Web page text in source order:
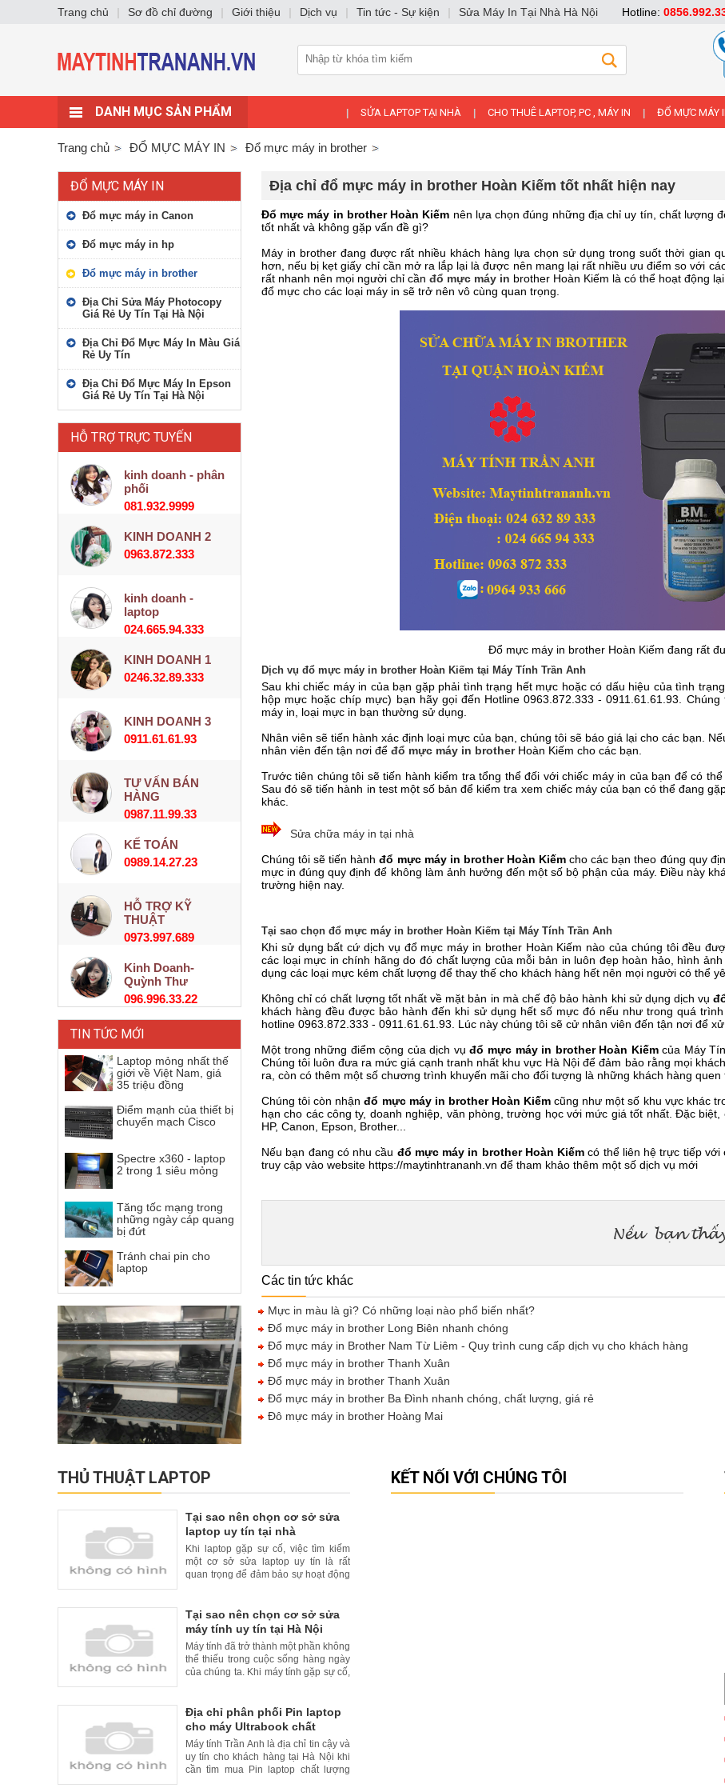
DANH MỤC SẢN PHẨM SỬA LAPTOP TẠI NHÀ CHO THUÊ LAPTOP, PC , MÁY IN ĐỔ MỰC MÁY
Trang chủ ĐỔ MỰC MÁY IN Đổ mực máy in brother
ĐỔ MỰC MÁY IN
Đổ mực máy in Canon
Đổ mực máy in hp
Đổ mực máy in brother
Địa Chỉ Sửa Máy Photocopy
Giá Rẻ Uy Tín Tại Hà Nội
Địa Chỉ Đổ Mực Máy In Màu Giá
Rẻ Uy Tín
Địa Chỉ Đổ Mực Máy In Epson
Giá Rẻ Uy Tín Tại Hà Nội
HỖ TRỢ TRỰC TUYẾN
kinh doanh - phân
phối
081.932.9999
KINH DOANH 2
0963.872.333
kinh doanh -
laptop
024.665.94.333
KINH DOANH 1
0246.32.89.333
KINH DOANH 3
0911.61.61.93
TƯ VẤN BÁN
HÀNG
0987.11.99.33
KẾ TOÁN
0989.14.27.23
HỖ TRỢ KỸ
THUẬT
0973.997.689
Kinh Doanh-
Quỳnh Thư
096.996.33.22
TIN TỨC MỚI
Laptop mỏng nhất thế
giới về Việt Nam, giá
35 triệu đồng
Điểm mạnh của thiết bị
chuyển mạch Cisco
Spectre x360 - laptop
2 trong 1 siêu mỏng
Tăng tốc mạng trong
những ngày cáp quang
bị đứt
Tránh chai pin cho
laptop
Địa chỉ đổ mực máy in brother Hoàn Kiếm tốt nhất hiện nay
Đổ mực máy in brother Hoàn Kiếm nên lựa chọn đúng những địa chỉ uy tín, chất lượng
tốt nhất và không gặp vấn đề gì?
Máy in brother đang được rất nhiều khách hàng lựa chọn sử dụng trong suốt thời gian
hơn, nếu bị kẹt giấy chỉ cần mở ra lắp lại là được nên mang lại rất nhiều ưu điểm so với
rất nhanh nên mọi người chỉ cần đổ mực máy in brother Hoàn Kiếm là có thể hoạt động
đổ mực cho các loại máy in sẽ trở nên vô cùng quan trọng.
Đổ mực máy in brother Hoàn Kiếm đang rất
Dịch vụ đổ mực máy in brother Hoàn Kiếm tại Máy Tính Trần Anh
Sau khi chiếc máy in của bạn gặp phải tình trạng hết mực hoặc có dấu hiệu của tình
hộp mực hoặc chíp mực) bạn hãy gọi đến Hotline 0963.872.333 - 0911.61.61.93.
máy in, loại mực in bạn thường sử dụng.
Nhân viên sẽ tiến hành xác định loại mực của bạn, chúng tôi sẽ báo giá lại cho các bạn.
nhân viên đến tận nơi để đổ mực máy in brother Hoàn Kiếm cho các bạn.
Trước tiên chúng tôi sẽ tiến hành kiểm tra tổng thể đối với chiếc máy in của bạn để có
Sau đó sẽ tiến hành in test một số bản để kiểm tra xem chiếc máy của bạn có thể đang
khác.
Sửa chữa máy in tại nhà
Chúng tôi sẽ tiến hành đổ mực máy in brother Hoàn Kiếm cho các bạn theo đúng quy
mực in đúng quy định để không làm ảnh hưởng đến một số bộ phận của máy. Điều này
trường hiện nay.
Tại sao chọn đổ mực máy in brother Hoàn Kiếm tại Máy Tính Trần Anh
Khi sử dụng bất cứ dịch vụ đổ mực máy in brother Hoàn Kiếm nào của chúng tôi đều
các loại mực in chính hãng do đó chất lượng của mỗi bản in luôn đẹp hoàn hảo, hình
dụng các loại mực kém chất lượng để thay thế cho khách hàng hết nên mọi người có thể
Không chỉ có chất lượng tốt nhất về mặt bản in mà chế độ bảo hành khi sử dụng dịch vụ
khách hàng đều được bảo hành đến khi sử dụng hết số mực đó nếu như trong quá
hotline 0963.872.333 - 0911.61.61.93. Lúc này chúng tôi sẽ cử nhân viên đến tận nơi để
Một trong những điểm cộng của dịch vụđổ mực máy in brother Hoàn Kiếmcủa Máy
Chúng tôi luôn đưa ra mức giá cạnh tranh nhất khu vực Hà Nội để đảm bảo rằng mọi
ra, còn có thêm một số chương trình khuyến mãi cho đối tượng là những khách hàng quen
Chúng tôi còn nhậnđổ mực máy in brother Hoàn Kiếm cũng như một số khu vực khác
hạn cho các công ty, doanh nghiệp, văn phòng, trường học với mức giá tốt nhất. Đặc
HP, Canon, Epson, Brother...
Nếu bạn đang có nhu cầu đổ mực máy in brother Hoàn Kiếm có thể liên hệ trực tiếp với
truy cập vào website https://maytinhtrananh.vn để tham khảo thêm một số dịch vụ mới
Các tin tức khác
Mực in màu là gì? Có những loại nào phổ biến nhất?
Đổ mực máy in brother Long Biên nhanh chóng
Đổ mực máy in Brother Nam Từ Liêm - Quy trình cung cấp dịch vụ cho khách hàng
Đổ mực máy in brother Thanh Xuân
Đổ mực máy in brother Thanh Xuân
Đổ mực máy in brother Ba Đình nhanh chóng, chất lượng, giá rẻ
Đô mực máy in brother Hoàng Mai
THỦ THUẬT LAPTOP
Tại sao nên chọn cơ sở sửa
laptop uy tín tại nhà
Khi laptop gặp sự cố, việc tìm kiếm
một cơ sở sửa laptop uy tín là rất
quan trọng để đảm bảo sự hoạt động
tiện lợi cho khách hàng, nhiều cơ sở
sửa laptop uy tín đã cung cấp dịch vụ
sửa chữa tại nhà. Trong bài viết này,
chúng
Tại sao nên chọn cơ sở sửa
máy tính uy tín tại Hà Nội
Máy tính đã trở thành một phần không
thể thiếu trong cuộc sống hàng ngày
của chúng ta. Khi máy tính gặp sự cố,
nhiều cơ sở sửa máy tính uy tín và
chất lượng. Trong bài viết này, chúng
tôi xin giới thiệu lý do nên chọn cơ
Địa chỉ phân phối Pin laptop
cho máy Ultrabook chất
lượng cao và uy tín tại Hà Nội
Máy tính Trần Anh là địa chỉ tin cậy và
uy tín cho khách hàng tại Hà Nội khi
cần tìm mua Pin laptop chất lượng
KẾT NỐI VỚI CHÚNG TÔI
Trang chủ | Sơ đồ chỉ đường | Giới thiệu | Dịch vụ | Tin tức - Sự kiện | Sửa Máy In Tại Nhà Hà Nội Hotline: